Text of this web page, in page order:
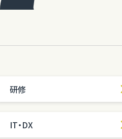
研修
IT・DX